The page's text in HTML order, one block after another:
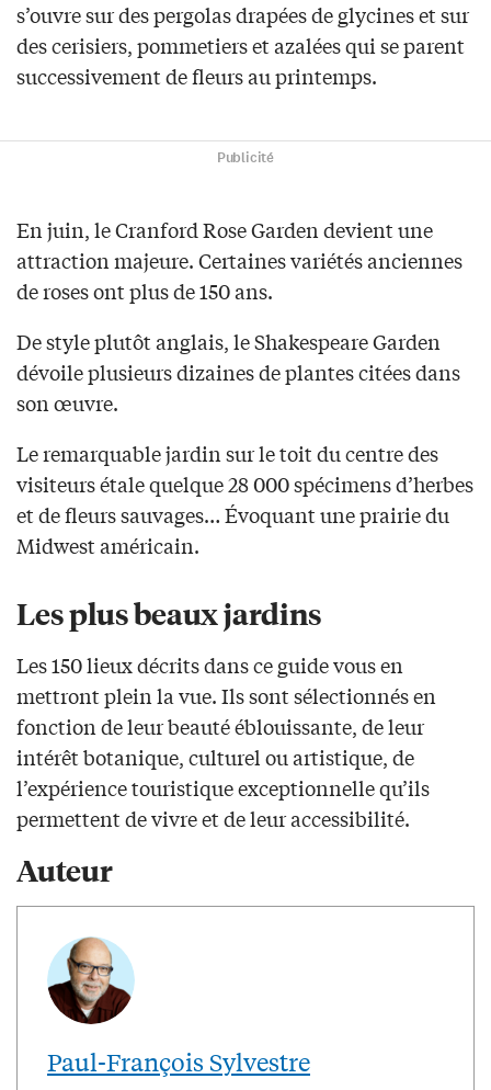
s’ouvre sur des pergolas drapées de glycines et sur
des cerisiers, pommetiers et azalées qui se parent
successivement de fleurs au printemps.
Publicité
En juin, le Cranford Rose Garden devient une
attraction majeure. Certaines variétés anciennes
de roses ont plus de 150 ans.
De style plutôt anglais, le Shakespeare Garden
dévoile plusieurs dizaines de plantes citées dans
son œuvre.
Le remarquable jardin sur le toit du centre des
visiteurs étale quelque 28 000 spécimens d’herbes
et de fleurs sauvages… Évoquant une prairie du
Midwest américain.
Les plus beaux jardins
Les 150 lieux décrits dans ce guide vous en
mettront plein la vue. Ils sont sélectionnés en
fonction de leur beauté éblouissante, de leur
intérêt botanique, culturel ou artistique, de
l’expérience touristique exceptionnelle qu’ils
permettent de vivre et de leur accessibilité.
Auteur
Paul-François Sylvestre